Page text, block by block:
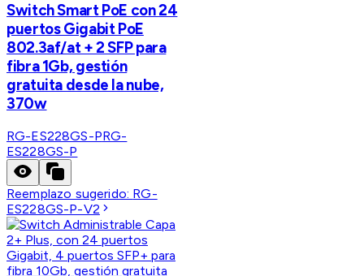
Switch Smart PoE con 24
puertos Gigabit PoE
802.3af/at + 2 SFP para
fibra 1Gb, gestión
gratuita desde la nube,
370w
RG-ES228GS-PRG-
ES228GS-P
Reemplazo sugerido: RG-
ES228GS-P-V2